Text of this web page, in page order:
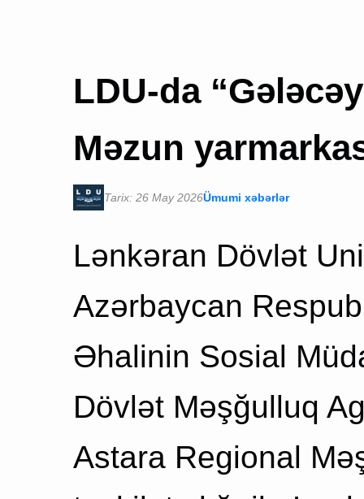
LDU-da
Məzun
Tarix: 26 May 2026Ümumi xəbərlər
Lənkəran Dövlət
Azərbaycan
Əhalinin Sosial
Dövlət Məşğulluq
Astara Regional